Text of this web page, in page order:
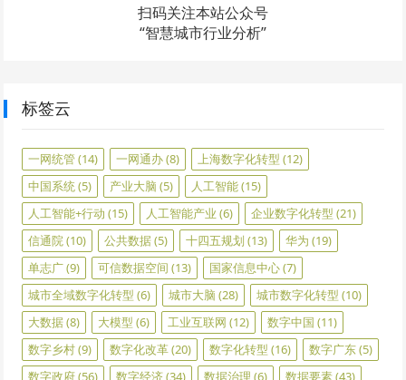
扫码关注本站公众号
“智慧城市行业分析”
标签云
一网统管(14) 一网通办(8) 上海数字化转型 (12)
中国系统 (5) 产业大脑 (5) 人工智能(15)
人工智能+行动 (15) 人工智能产业 (6) 企业数字化转型 (21)
信通院 (10) 公共数据(5) 十四五规划 (13) 华为 (19)
单志广(9) 可信数据空间 (13) 国家信息中心(7)
城市全域数字化转型 (6) 城市大脑 (28) 城市数字化转型 (10)
大数据(8) 大模型 (6) 工业互联网 (12) 数字中国 (11)
数字乡村(9) 数字化改革(20) 数字化转型 (16) 数字广东(5)
数字政府(56) 数字经济(34) 数据治理 (6) 数据要素(43)